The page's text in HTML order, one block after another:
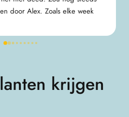
opgelost en is de
krijgen